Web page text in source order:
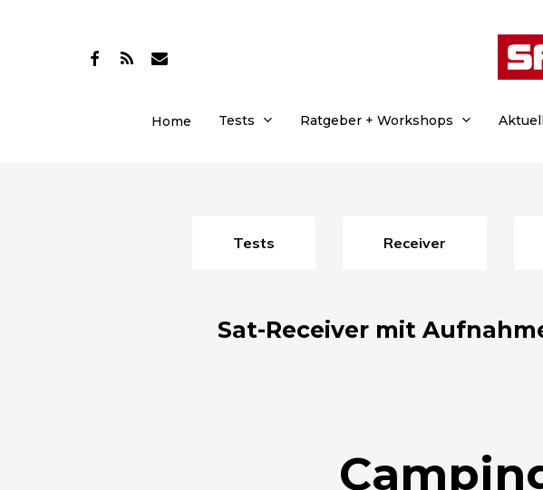
facebook
RSS email
Home Tests Ratgeber + Workshops
Tests Receiver
Sat-Receiver mit